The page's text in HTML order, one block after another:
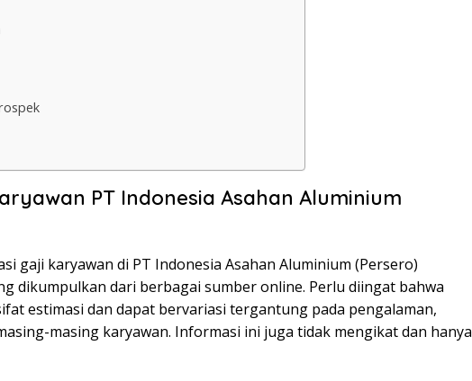
PT Indonesia Asahan Aluminium
gaji karyawan di PT Indonesia Asahan Aluminium (Persero)
dikumpulkan dari berbagai sumber online. Perlu diingat bahwa
estimasi dan dapat bervariasi tergantung pada pengalaman,
masing karyawan. Informasi ini juga tidak mengikat dan hanya